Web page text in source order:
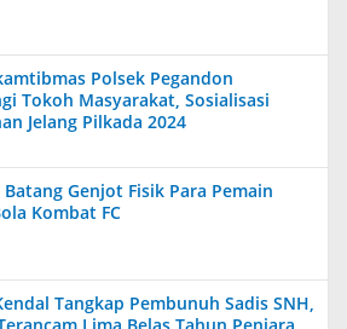
Polsek Pegandon
Tokoh Masyarakat, Sosialisasi
Jelang Pilkada 2024
Genjot Fisik Para Pemain
Kombat FC
Tangkap Pembunuh Sadis SNH,